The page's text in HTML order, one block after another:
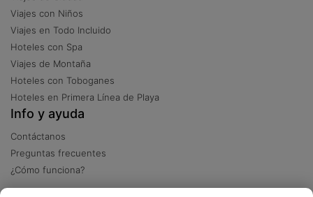
Viajes con Niños
Viajes en Todo Incluido
Hoteles con Spa
Viajes de Montaña
Hoteles con Toboganes
Hoteles en Primera Línea de Playa
Info y ayuda
Contáctanos
Preguntas frecuentes
¿Cómo funciona?